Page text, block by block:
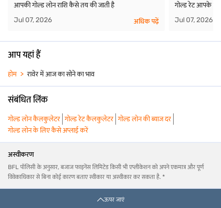
आपकी गोल्ड लोन राशि कैसे तय की जाती है
Jul 07, 2026
अधिक पढ़ें
गोल्ड रेट आपके
Jul 07, 2026
आप यहां हैं
होम रावेर में आज का सोने का भाव
संबंधित लिंक
गोल्ड लोन कैलकुलेटर गोल्ड रेट कैलकुलेटर गोल्ड लोन की ब्याज दर
गोल्ड लोन के लिए कैसे अप्लाई करें
अस्वीकरण
BFL पॉलिसी के अनुसार, बजाज फाइनेंस लिमिटेड किसी भी एप्लीकेशन को अपने एकमात्र और पूर्ण
विवेकाधिकार से बिना कोई कारण बताए स्वीकार या अस्वीकार कर सकता है. *
ऊपर जाएं